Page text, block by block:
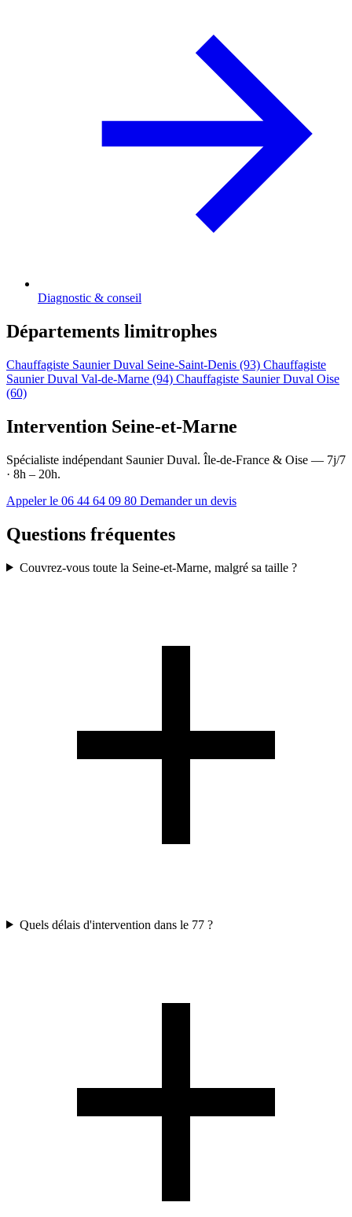
Diagnostic & conseil
Départements limitrophes
Chauffagiste Saunier Duval Seine-Saint-Denis (93) Chauffagiste
Saunier Duval Val-de-Marne (94) Chauffagiste Saunier Duval Oise
(60)
Intervention Seine-et-Marne
Spécialiste indépendant Saunier Duval. Île-de-France & Oise — 7j/7
· 8h – 20h.
Appeler le 06 44 64 09 80 Demander un devis
Questions fréquentes
Couvrez-vous toute la Seine-et-Marne, malgré sa taille ?
Quels délais d'intervention dans le 77 ?